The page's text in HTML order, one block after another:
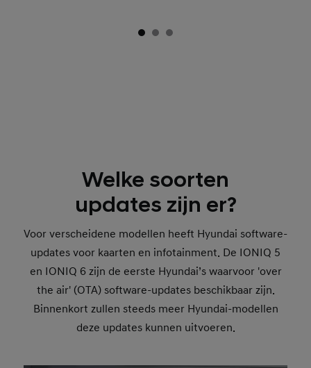
Welke soorten
updates zijn er?
Voor verscheidene modellen heeft Hyundai software-
updates voor kaarten en infotainment. De IONIQ 5
en IONIQ 6 zijn de eerste Hyundai’s waarvoor 'over
the air' (OTA) software-updates beschikbaar zijn.
Binnenkort zullen steeds meer Hyundai-modellen
deze updates kunnen uitvoeren.